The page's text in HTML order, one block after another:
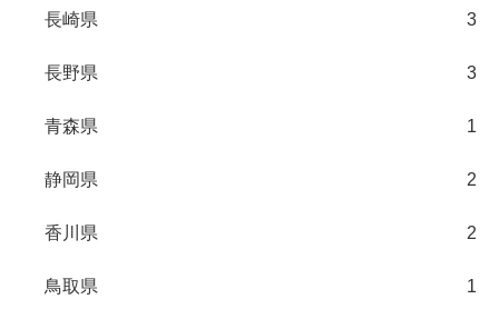
長崎県 3
長野県 3
青森県 1
静岡県 2
香川県 2
鳥取県 1